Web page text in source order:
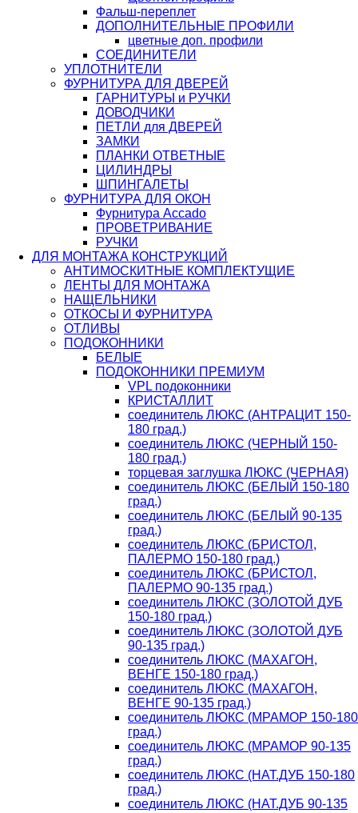
Фальш-переплет
ДОПОЛНИТЕЛЬНЫЕ ПРОФИЛИ
цветные доп. профили
СОЕДИНИТЕЛИ
УПЛОТНИТЕЛИ
ФУРНИТУРА ДЛЯ ДВЕРЕЙ
ГАРНИТУРЫ и РУЧКИ
ДОВОДЧИКИ
ПЕТЛИ для ДВЕРЕЙ
ЗАМКИ
ПЛАНКИ ОТВЕТНЫЕ
ЦИЛИНДРЫ
ШПИНГАЛЕТЫ
ФУРНИТУРА ДЛЯ ОКОН
Фурнитура Accado
ПРОВЕТРИВАНИЕ
РУЧКИ
ДЛЯ МОНТАЖА КОНСТРУКЦИЙ
АНТИМОСКИТНЫЕ КОМПЛЕКТУЩИЕ
ЛЕНТЫ ДЛЯ МОНТАЖА
НАЩЕЛЬНИКИ
ОТКОСЫ И ФУРНИТУРА
ОТЛИВЫ
ПОДОКОННИКИ
БЕЛЫЕ
ПОДОКОННИКИ ПРЕМИУМ
VPL подоконники
КРИСТАЛЛИТ
соединитель ЛЮКС (АНТРАЦИТ 150-
180 град.)
соединитель ЛЮКС (ЧЕРНЫЙ 150-
180 град.)
торцевая заглушка ЛЮКС (ЧЕРНАЯ)
соединитель ЛЮКС (БЕЛЫЙ 150-180
град.)
соединитель ЛЮКС (БЕЛЫЙ 90-135
град.)
соединитель ЛЮКС (БРИСТОЛ,
ПАЛЕРМО 150-180 град.)
соединитель ЛЮКС (БРИСТОЛ,
ПАЛЕРМО 90-135 град.)
соединитель ЛЮКС (ЗОЛОТОЙ ДУБ
150-180 град.)
соединитель ЛЮКС (ЗОЛОТОЙ ДУБ
90-135 град.)
соединитель ЛЮКС (МАХАГОН,
ВЕНГЕ 150-180 град.)
соединитель ЛЮКС (МАХАГОН,
ВЕНГЕ 90-135 град.)
соединитель ЛЮКС (МРАМОР 150-180
град.)
соединитель ЛЮКС (МРАМОР 90-135
град.)
соединитель ЛЮКС (НАТ.ДУБ 150-180
град.)
соединитель ЛЮКС (НАТ.ДУБ 90-135